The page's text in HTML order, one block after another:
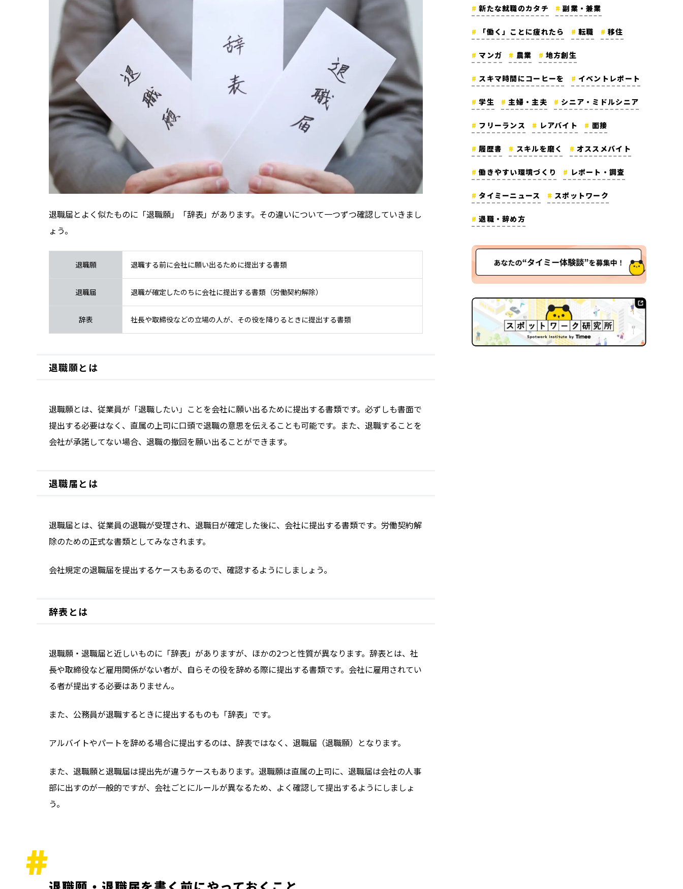
退職届とよく似たものに「退職願」「辞表」があります。その違いについて一つずつ確認していきまし
ょう。
退職願 退職する前に会社に願い出るために提出する書類
退職届 退職が確定したのちに会社に提出する書類（労働契約解除）
辞表 社長や取締役などの立場の人が、その役を降りるときに提出する書類
退職願とは
退職願とは、従業員が「退職したい」ことを会社に願い出るために提出する書類です。必ずしも書面で
提出する必要はなく、直属の上司に口頭で退職の意思を伝えることも可能です。また、退職することを
会社が承諾してない場合、退職の撤回を願い出ることができます。
退職届とは
退職届とは、従業員の退職が受理され、退職日が確定した後に、会社に提出する書類です。労働契約解
除のための正式な書類としてみなされます。
会社規定の退職届を提出するケースもあるので、確認するようにしましょう。
辞表とは
退職願・退職届と近しいものに「辞表」がありますが、ほかの2つと性質が異なります。辞表とは、社
長や取締役など雇用関係がない者が、自らその役を辞める際に提出する書類です。会社に雇用されてい
る者が提出する必要はありません。
また、公務員が退職するときに提出するものも「辞表」です。
アルバイトやパートを辞める場合に提出するのは、辞表ではなく、退職届（退職願）となります。
また、退職願と退職届は提出先が違うケースもあります。退職願は直属の上司に、退職届は会社の人事
部に出すのが一般的ですが、会社ごとにルールが異なるため、よく確認して提出するようにしましょ
う。
新たな就職のカタチ 副業・兼業
「働く」ことに疲れたら 転職 移住
マンガ 農業 地方創生
スキマ時間にコーヒーを イベントレポート
学生 主婦・主夫 シニア・ミドルシニア
フリーランス レアバイト 面接
履歴書 スキルを磨く オススメバイト
働きやすい環境づくり レポート・調査
タイミーニュース スポットワーク
退職・辞め方